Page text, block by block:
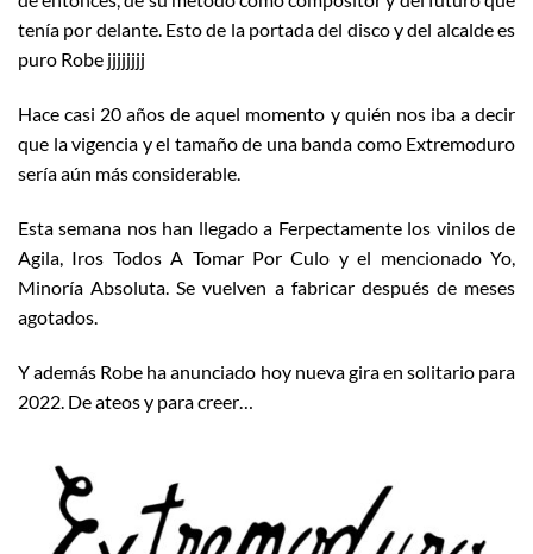
tenía por delante. Esto de la portada del disco y del alcalde es
puro Robe jjjjjjjj
Hace casi 20 años de aquel momento y quién nos iba a decir
que la vigencia y el tamaño de una banda como Extremoduro
sería aún más considerable.
Esta semana nos han llegado a Ferpectamente los vinilos de
Agila, Iros Todos A Tomar Por Culo y el mencionado Yo,
Minoría Absoluta. Se vuelven a fabricar después de meses
agotados.
Y además Robe ha anunciado hoy nueva gira en solitario para
2022. De ateos y para creer…